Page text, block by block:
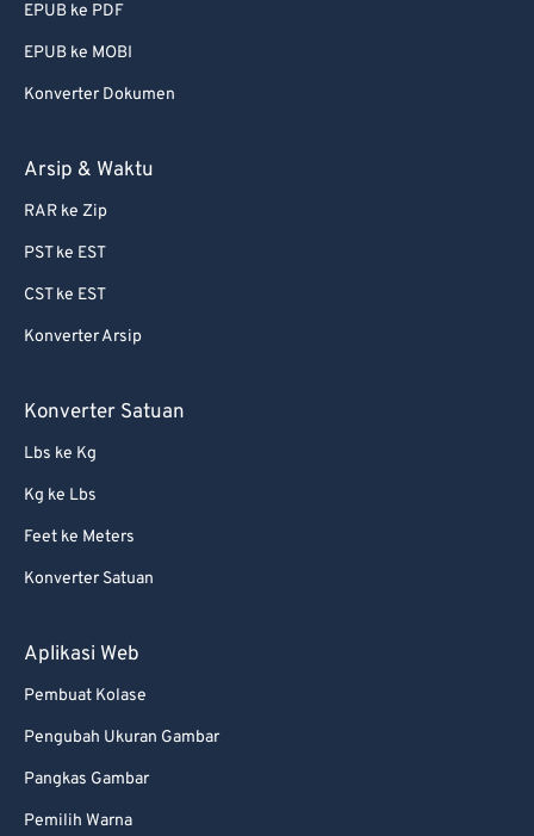
EPUB ke PDF
EPUB ke MOBI
Konverter Dokumen
Arsip & Waktu
RAR ke Zip
PST ke EST
CST ke EST
Konverter Arsip
Konverter Satuan
Lbs ke Kg
Kg ke Lbs
Feet ke Meters
Konverter Satuan
Aplikasi Web
Pembuat Kolase
Pengubah Ukuran Gambar
Pangkas Gambar
Pemilih Warna